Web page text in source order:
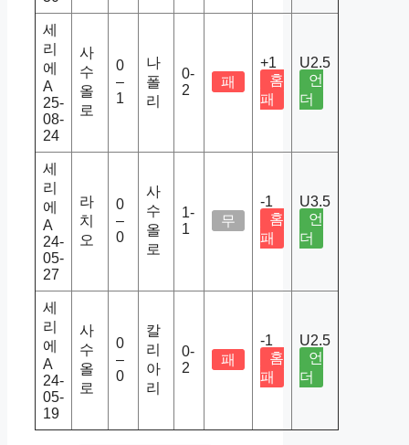
세
리
에
A
25-
08-
24
사
수
올
로
0
–
1
나
폴
리
0-
2
패
+1
홈
패
U2.5
언
더
세
리
에
A
24-
05-
27
라
치
오
0
–
0
사
수
올
로
1-
1
무
-1
홈
패
U3.5
언
더
세
리
에
A
24-
05-
19
사
수
올
로
0
–
0
칼
리
아
리
0-
2
패
-1
홈
패
U2.5
언
더